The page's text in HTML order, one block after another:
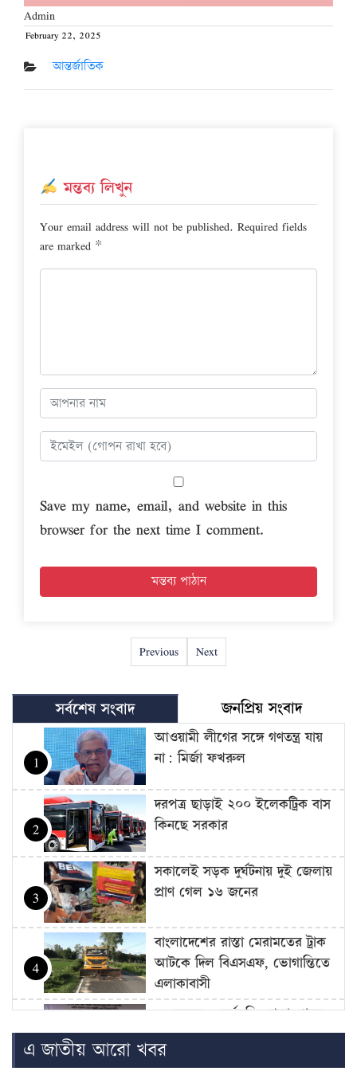
Admin
Posted
on
February 22, 2025
আন্তর্জাতিক
মন্তব্য লিখুন
Your email address will not be published. Required fields
are marked *
Save my name, email, and website in this
browser for the next time I comment.
Previous Next
সর্বশেষ সংবাদ জনপ্রিয় সংবাদ
1
আওয়ামী লীগের সঙ্গে গণতন্ত্র যায়
না: মির্জা ফখরুল
2
দরপত্র ছাড়াই ২০০ ইলেকট্রিক বাস
কিনছে সরকার
3
সকালেই সড়ক দুর্ঘটনায় দুই জেলায়
প্রাণ গেল ১৬ জনের
4
বাংলাদেশের রাস্তা মেরামতের ট্রাক
আটকে দিল বিএসএফ, ভোগান্তিতে
এলাকাবাসী
5
১১ দলের ৫ কর্মসূচি: ঢাকা থেকে
চার বিভাগে লংমার্চ ঘোষণা
এ জাতীয় আরো খবর